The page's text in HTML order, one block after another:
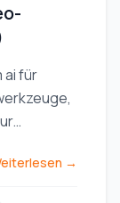
ai für
→